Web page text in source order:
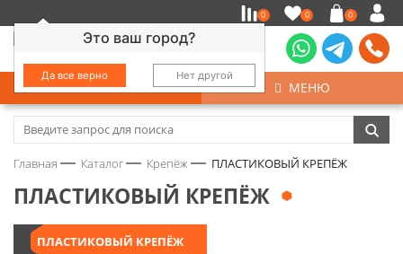
Это ваш город?
Да все верно Нет другой
0 0 0
КАТАЛОГ МЕНЮ
Замочно-скобяные изделия
Колеса
Главная Каталог Крепёж ПЛАСТИКОВЫЙ КРЕПЁЖ
ПЛАСТИКОВЫЙ КРЕПЁЖ
ПЛАСТИКОВЫЙ КРЕПЁЖ